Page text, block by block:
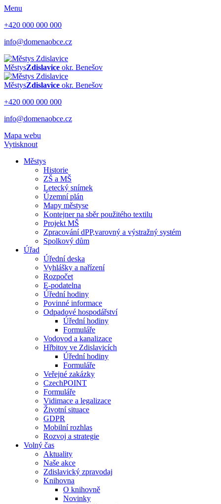
Menu
+420 000 000 000
info@domenaobce.cz
MěstysZdislavice okr. Benešov
MěstysZdislavice okr. Benešov
+420 000 000 000
info@domenaobce.cz
Mapa webu
Vytisknout
Městys
Historie
ZŠ a MŠ
Letecký snímek
Územní plán
Mapy městyse
Kontejner na sběr použitého textilu
Projekt MŠ
Zpracování dPP,varovný a výstražný systém
Spolkový dům
Úřad
Úřední deska
Vyhlášky a nařízení
Rozpočet
E-podatelna
Úřední hodiny
Povinné informace
Odpadové hospodářství
Úřední hodiny
Formuláře
Vodovod a kanalizace
Hřbitov ve Zdislavicích
Úřední hodiny
Formuláře
Veřejné zakázky
CzechPOINT
Formuláře
Vidimace a legalizace
Životní situace
GDPR
Mobilní rozhlas
Rozvoj a strategie
Volný čas
Aktuality
Naše akce
Zdislavický zpravodaj
Knihovna
O knihovně
Novinky